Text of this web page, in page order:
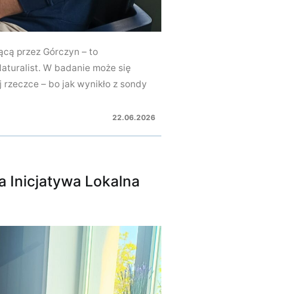
przez Górczyn – to
W badanie może się
– bo jak wynikło z sondy
22.06.2026
Inicjatywa Lokalna